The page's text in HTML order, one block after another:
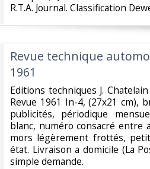
R.T.A. Journal. Classification
‎Revue technique
1961‎
‎Editions techniques J.
Revue 1961 In-4, (27x21 cm),
publicités, périodique
blanc, numéro consacré entre
mors légèrement frottés,
état. Livraison a domicile (La
simple demande.‎